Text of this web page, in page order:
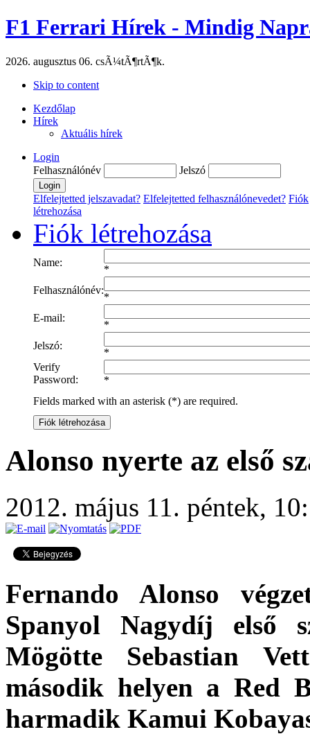
F1 Ferrari Hírek - Mindig
2026. augusztus 06. csÃ¼tÃ¶rtÃ¶k.
Skip to content
Kezdőlap
Hírek
Aktuális hírek
Login
Felhasználónév
Jelszó
Elfelejtetted jelszavadat? Elfelejtetted felhasználónevedet? Fiók
létrehozása
Fiók létrehozása
Name:
*
Felhasználónév:
*
E-mail:
*
Jelszó:
*
Verify
Password:
*
Fields marked with an asterisk (*) are required.
Fiók létrehozása
Alonso nyerte az első
2012. május 11. péntek,
Fernando Alonso
Spanyol Nagydíj első
Mögötte Sebastian
második helyen a Red
harmadik Kamui